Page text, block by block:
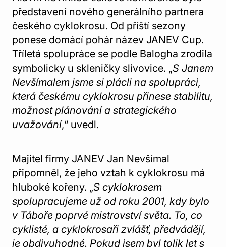
představení nového generálního partnera
českého cyklokrosu. Od příští sezony
ponese domácí pohár název JANEV Cup.
Tříletá spolupráce se podle Balogha zrodila
symbolicky u skleničky slivovice. „S Janem
Nevšímalem jsme si plácli na spolupráci,
která českému cyklokrosu přinese stabilitu,
možnost plánování a strategického
uvažování,“ uvedl.
Majitel firmy JANEV Jan Nevšímal
připomněl, že jeho vztah k cyklokrosu má
hluboké kořeny. „S cyklokrosem
spolupracujeme už od roku 2001, kdy bylo
v Táboře poprvé mistrovství světa. To, co
cyklisté, a cyklokrosaři zvlášť, předvádějí,
je obdivuhodné. Pokud jsem byl tolik let s